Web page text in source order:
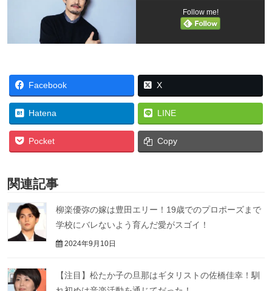
Follow me!
Facebook X
Hatena LINE
Pocket Copy
関連記事
柳楽優弥の嫁は豊田エリー！19歳でのプロポーズまで
学校にバレないよう育んだ愛がスゴイ！
2024年9月10日
【注目】松たか子の旦那はギタリストの佐橋佳幸！馴